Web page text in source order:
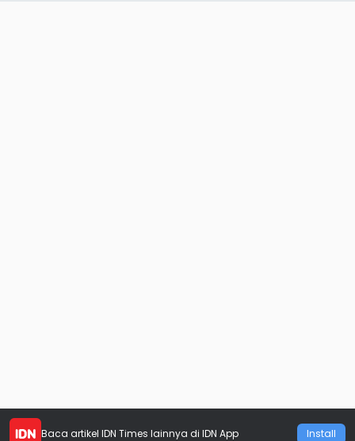
Baca artikel IDN Times lainnya di IDN App Install